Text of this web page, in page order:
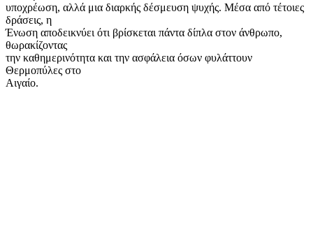
υποχρέωση, αλλά μια διαρκής δέσμευση ψυχής. Μέσα από τέτοιες
δράσεις, η
Ένωση αποδεικνύει ότι βρίσκεται πάντα δίπλα στον άνθρωπο,
θωρακίζοντας
την καθημερινότητα και την ασφάλεια όσων φυλάττουν
Θερμοπύλες στο
Αιγαίο.